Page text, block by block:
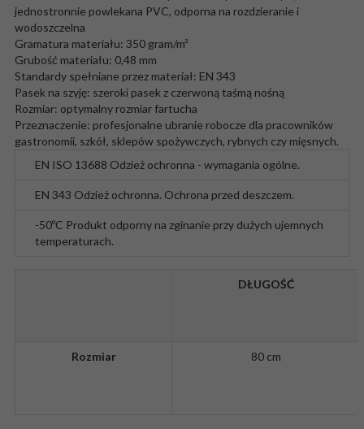
jednostronnie powlekana PVC, odporna na rozdzieranie i
wodoszczelna
Gramatura materiału: 350 gram/m²
Grubość materiału: 0,48 mm
Standardy spełniane przez materiał: EN 343
Pasek na szyję: szeroki pasek z czerwoną taśmą nośną
Rozmiar: optymalny rozmiar fartucha
Przeznaczenie: profesjonalne ubranie robocze dla pracowników
gastronomii, szkół, sklepów spożywczych, rybnych czy mięsnych.
EN ISO 13688 Odzież ochronna - wymagania ogólne.
EN 343 Odzież ochronna. Ochrona przed deszczem.
-50ºC Produkt odporny na zginanie przy dużych ujemnych
temperaturach.
DŁUGOŚĆ
Rozmiar 80 cm